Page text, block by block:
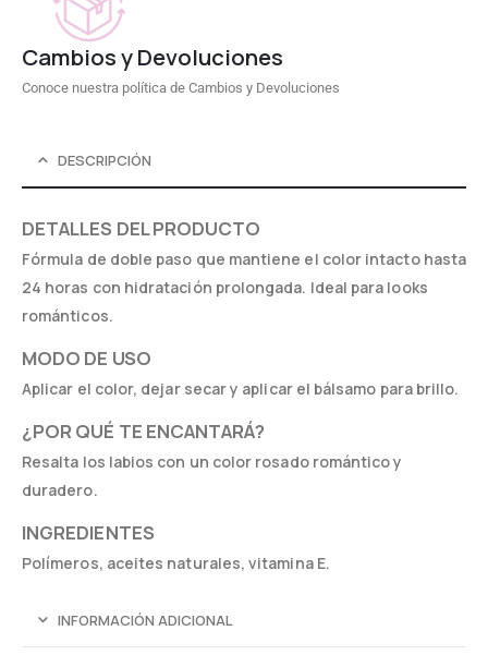
Cambios y Devoluciones
Conoce nuestra política de Cambios y Devoluciones
DESCRIPCIÓN
DETALLES DEL PRODUCTO
Fórmula de doble paso que mantiene el color intacto hasta
24 horas con hidratación prolongada. Ideal para looks
románticos.
MODO DE USO
Aplicar el color, dejar secar y aplicar el bálsamo para brillo.
¿POR QUÉ TE ENCANTARÁ?
Resalta los labios con un color rosado romántico y
duradero.
INGREDIENTES
Polímeros, aceites naturales, vitamina E.
INFORMACIÓN ADICIONAL